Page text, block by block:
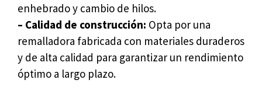
enhebrado y cambio de hilos.
– Calidad de construcción: Opta por una
remalladora fabricada con materiales duraderos
y de alta calidad para garantizar un rendimiento
óptimo a largo plazo.